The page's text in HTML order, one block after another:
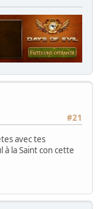
#21
avec tes
à la Saint con cette